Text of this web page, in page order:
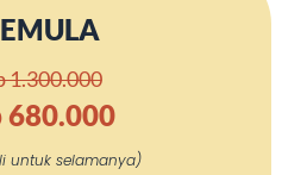
1.300.000
680.000
untuk selamanya)